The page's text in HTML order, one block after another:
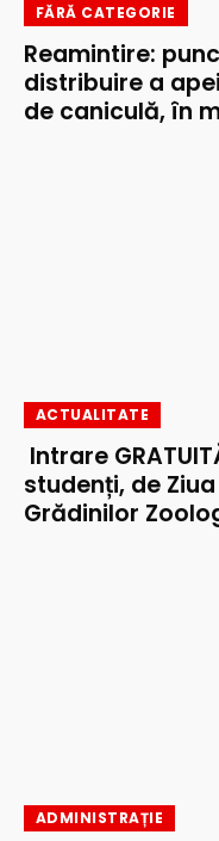
FĂRĂ CATEGORIE
Reamintire:
distribuire a
de caniculă, în
ACTUALITATE
Intrare
studenți, de
Grădinilor
ADMINISTRAȚIE